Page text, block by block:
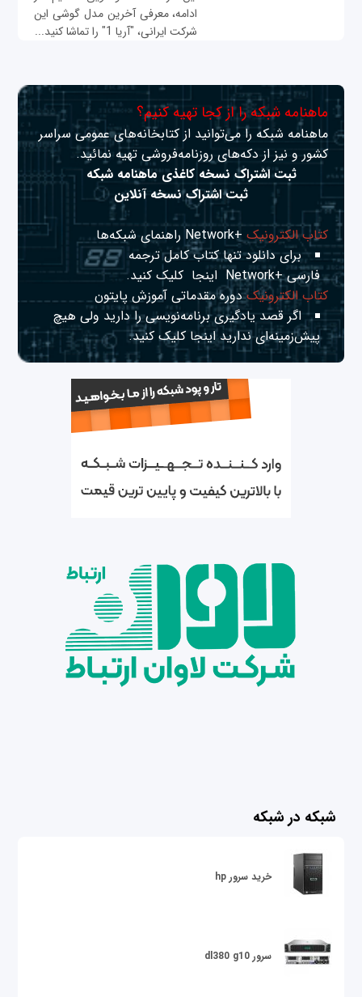
ادامه، معرفی آخرین مدل گوشی این
شرکت ایرانی، "آریا 1" را تماشا کنید...
ماهنامه شبکه را از کجا تهیه کنیم؟
ماهنامه شبکه را می‌توانید از کتابخانه‌های عمومی سراسر
کشور و نیز از دکه‌های روزنامه‌فروشی تهیه نمائید.
ثبت اشتراک نسخه کاغذی ماهنامه شبکه
ثبت اشتراک نسخه آنلاین
کتاب الکترونیک+Network راهنمای شبکه‌ها
برای دانلود تنها کتاب کامل ترجمه
فارسی +Network
اینجا کلیک کنید.
کتاب الکترونیکدوره مقدماتی آموزش پایتون
اگر قصد یادگیری برنامه‌نویسی را دارید ولی هیچ
پیش‌زمینه‌ای نداریداینجا کلیک کنید.
شبکه در شبکه
خرید سرور hp
سرور dl380 g10